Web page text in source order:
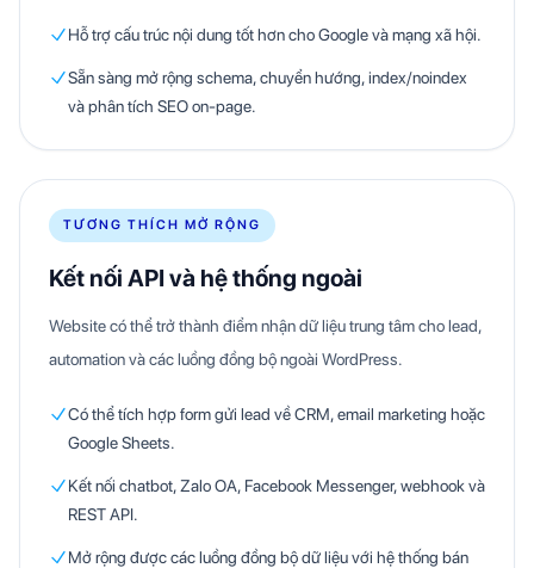
Hỗ trợ cấu trúc nội dung tốt hơn cho Google và mạng xã hội.
Sẵn sàng mở rộng schema, chuyển hướng, index/noindex
và phân tích SEO on-page.
TƯƠNG THÍCH MỞ RỘNG
Kết nối API và hệ thống ngoài
Website có thể trở thành điểm nhận dữ liệu trung tâm cho lead,
automation và các luồng đồng bộ ngoài WordPress.
Có thể tích hợp form gửi lead về CRM, email marketing hoặc
Google Sheets.
Kết nối chatbot, Zalo OA, Facebook Messenger, webhook và
REST API.
Mở rộng được các luồng đồng bộ dữ liệu với hệ thống bán